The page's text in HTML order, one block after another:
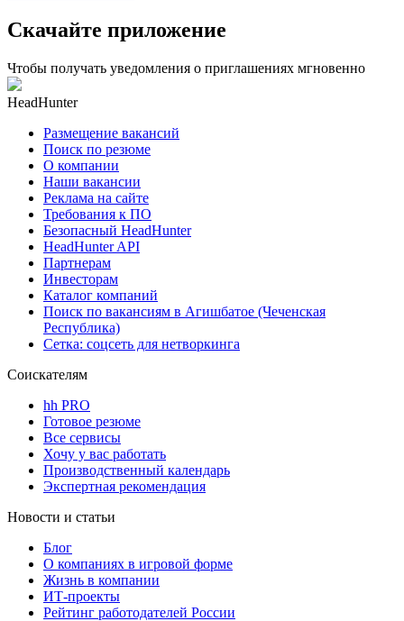
Скачайте приложение
Чтобы получать уведомления о приглашениях мгновенно
HeadHunter
Размещение вакансий
Поиск по резюме
О компании
Наши вакансии
Реклама на сайте
Требования к ПО
Безопасный HeadHunter
HeadHunter API
Партнерам
Инвесторам
Каталог компаний
Поиск по вакансиям в Агишбатое (Чеченская
Республика)
Сетка: соцсеть для нетворкинга
Соискателям
hh PRO
Готовое резюме
Все сервисы
Хочу у вас работать
Производственный календарь
Экспертная рекомендация
Новости и статьи
Блог
О компаниях в игровой форме
Жизнь в компании
ИТ-проекты
Рейтинг работодателей России